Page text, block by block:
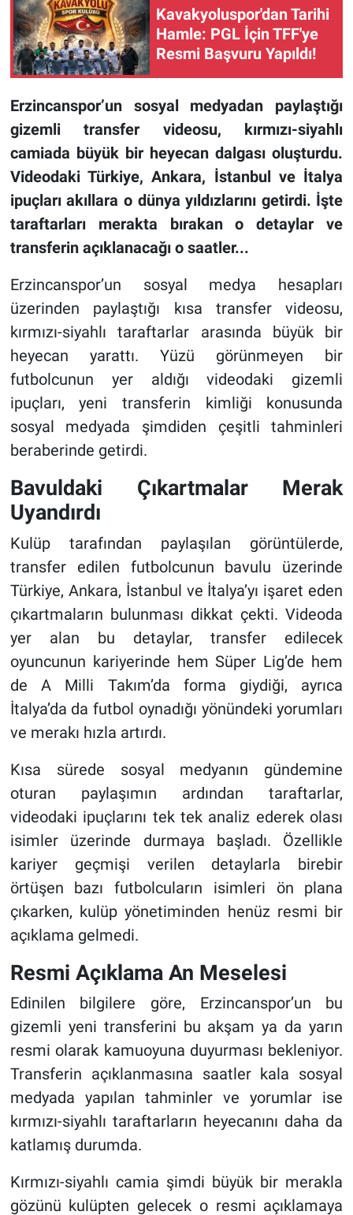
Kavakyoluspor'dan Tarihi
Hamle: PGL İçin TFF'ye
Resmi Başvuru Yapıldı!
Erzincanspor’un sosyal medyadan paylaştığı
gizemli transfer videosu, kırmızı-siyahlı
camiada büyük bir heyecan dalgası oluşturdu.
Videodaki Türkiye, Ankara, İstanbul ve İtalya
ipuçları akıllara o dünya yıldızlarını getirdi. İşte
taraftarları merakta bırakan o detaylar ve
transferin açıklanacağı o saatler...
Erzincanspor’un sosyal medya hesapları
üzerinden paylaştığı kısa transfer videosu,
kırmızı-siyahlı taraftarlar arasında büyük bir
heyecan yarattı. Yüzü görünmeyen bir
futbolcunun yer aldığı videodaki gizemli
ipuçları, yeni transferin kimliği konusunda
sosyal medyada şimdiden çeşitli tahminleri
beraberinde getirdi.
Bavuldaki Çıkartmalar Merak
Uyandırdı
Kulüp tarafından paylaşılan görüntülerde,
transfer edilen futbolcunun bavulu üzerinde
Türkiye, Ankara, İstanbul ve İtalya’yı işaret eden
çıkartmaların bulunması dikkat çekti. Videoda
yer alan bu detaylar, transfer edilecek
oyuncunun kariyerinde hem Süper Lig’de hem
de A Milli Takım’da forma giydiği, ayrıca
İtalya’da da futbol oynadığı yönündeki yorumları
ve merakı hızla artırdı.
Kısa sürede sosyal medyanın gündemine
oturan paylaşımın ardından taraftarlar,
videodaki ipuçlarını tek tek analiz ederek olası
isimler üzerinde durmaya başladı. Özellikle
kariyer geçmişi verilen detaylarla birebir
örtüşen bazı futbolcuların isimleri ön plana
çıkarken, kulüp yönetiminden henüz resmi bir
açıklama gelmedi.
Resmi Açıklama An Meselesi
Edinilen bilgilere göre, Erzincanspor’un bu
gizemli yeni transferini bu akşam ya da yarın
resmi olarak kamuoyuna duyurması bekleniyor.
Transferin açıklanmasına saatler kala sosyal
medyada yapılan tahminler ve yorumlar ise
kırmızı-siyahlı taraftarların heyecanını daha da
katlamış durumda.
Kırmızı-siyahlı camia şimdi büyük bir merakla
gözünü kulüpten gelecek o resmi açıklamaya
RESMİ İLAN